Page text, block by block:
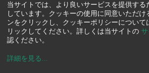
当サイトでは、より良いサービスを提供する
しています。クッキーの使用に同意いただけ
ンをクリックし、クッキーポリシーについて
リックしてください。詳しくは当サイトの
認ください。
詳細を見る ...